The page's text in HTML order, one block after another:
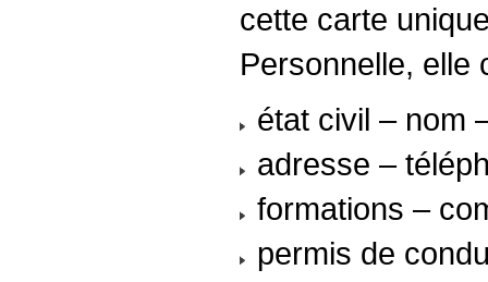
cette carte
Personnelle, elle
état civil – nom
adresse –
formations –
permis de